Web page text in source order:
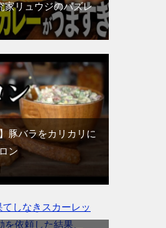
家リュウジのバズレ
豚バラをカリカリに
ン